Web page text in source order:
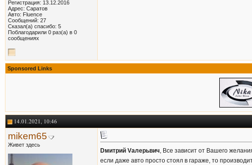
Регистрация: 13.12.2016
Адрес: Саратов
Авто: Fluence
Сообщений: 27
Сказал(а) спасибо: 5
Поблагодарили 0 раз(а) в 0
сообщениях
Sponsored Links
14.01.2021, 10:46
mikem65
Живет здесь
Dмитрий Vалерьвич, Все зависит от Вашего
если даже авто просто стоял в гараже, то